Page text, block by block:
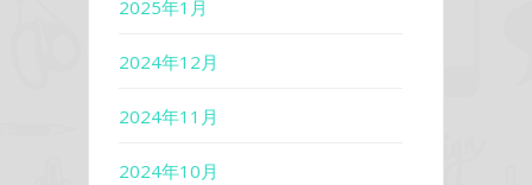
2025年1月
2024年12月
2024年11月
2024年10月